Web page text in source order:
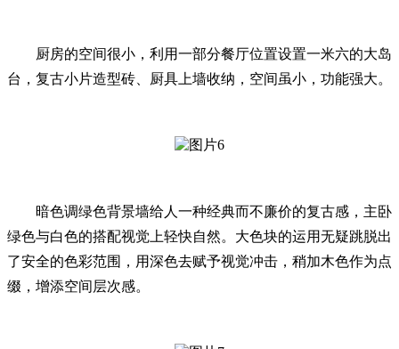
厨房的空间很小，利用一部分餐厅位置设置一米六的大岛
台，复古小片造型砖、厨具上墙收纳，空间虽小，功能强大。
暗色调绿色背景墙给人一种经典而不廉价的复古感，主卧
绿色与白色的搭配视觉上轻快自然。大色块的运用无疑跳脱出
了安全的色彩范围，用深色去赋予视觉冲击，稍加木色作为点
缀，增添空间层次感。